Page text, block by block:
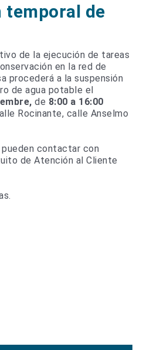
temporal de
de la ejecución de tareas
en la red de
procederá a la suspensión
de agua potable el
de 8:00 a 16:00
Rocinante, calle Anselmo
contactar con
de Atención al Cliente